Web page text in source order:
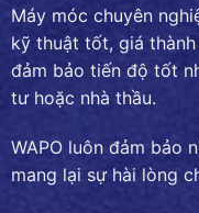
Máy móc chuyên
kỹ thuật tốt, giá
đảm bảo tiến độ tốt
tư hoặc nhà thầu.
WAPO luôn đảm bảo
mang lại sự hài lòng